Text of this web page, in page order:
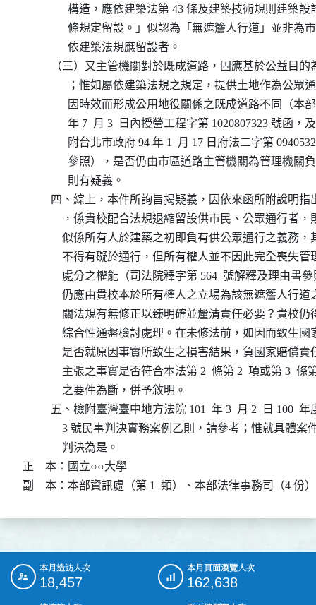
構造，應依建築法第 43 條及建築技術規則建築
條規定留設。」似認為「無遮簷人行道」並非
                依建築法規應留設者。
（三）又主管機關對於既成道路，固應基於公益目
；惟如屬依建築法規之規定，提供土地作為公
因時效而形成公用地役關係之既成道路不同（本
年 7  月 3  日內授營工程字第 1020807323 號函
附台北市政府 94 年 1  月 17 日府法二字第
參照），是否仍由市區道路主管機關為管理機
                則有疑義。
四、綜上，本件所詢旨揭疑義，因依來函所附說明
，係貴校配合法規退縮留設供市民、公眾通行者
似係所有人於建築之初即負有供公眾通行之義務
不得有礙於通行，但所有權人並不因此完全喪失
處分之權能（司法院釋字第 564  號解釋及理由書
仍應由貴校本於所有權人之立場為該無遮簷人行
關法規有無修正以臻明確並釐清責任必要？貴校
綜合性通盤檢討處理。在未修法前，如因而致生
是否就原因事實所致生之損害結果，負國家賠償
主張之事實是否符合本法第 2  條第 2  項或第 3  條
              之要件為斷，併予敘明。
五、檢附臺灣臺中地方法院 101  年 3  月 2  日 100
3 號民事判決實務案例乙則，請參考；惟就具體
              判決為是。
正    本：國立○○大學
副    本：本部資訊處（第 1  類）、本部法律事務司（4 份）
::: 本月造訪人次
18,457
本月頁面瀏覽人次
162,638